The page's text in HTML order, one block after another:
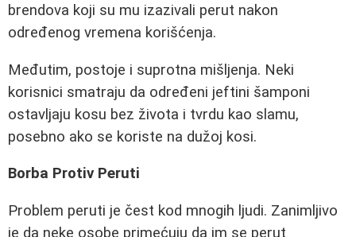
brendova koji su mu izazivali perut nakon
određenog vremena korišćenja.
Međutim, postoje i suprotna mišljenja. Neki
korisnici smatraju da određeni jeftini šamponi
ostavljaju kosu bez života i tvrdu kao slamu,
posebno ako se koriste na dužoj kosi.
Borba Protiv Peruti
Problem peruti je čest kod mnogih ljudi. Zanimljivo
je da neke osobe primećuju da im se perut